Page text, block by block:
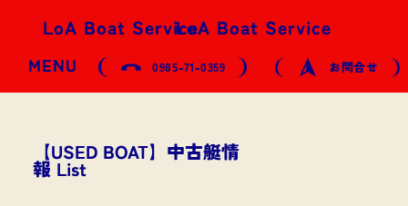
MENU 0985-71-0359 お問合せ
LoA Boat ServiceLoA Boat Service
【USED BOAT】中古艇情
報 List